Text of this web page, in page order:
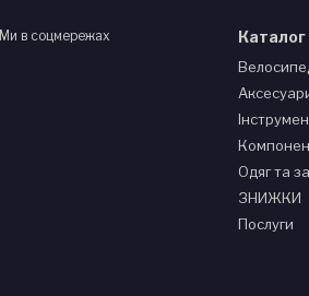
Ми в соцмережах Каталог
Одяг та
ЗНИЖКИ
Послуги